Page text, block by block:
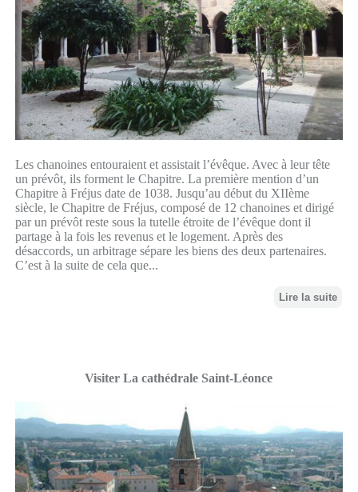
Les chanoines entouraient et assistait l’évêque. Avec à leur tête
un prévôt, ils forment le Chapitre. La première mention d’un
Chapitre à Fréjus date de 1038. Jusqu’au début du XIIème
siècle, le Chapitre de Fréjus, composé de 12 chanoines et dirigé
par un prévôt reste sous la tutelle étroite de l’évêque dont il
partage à la fois les revenus et le logement. Après des
désaccords, un arbitrage sépare les biens des deux partenaires.
C’est à la suite de cela que...
Lire la suite
Visiter La cathédrale Saint-Léonce